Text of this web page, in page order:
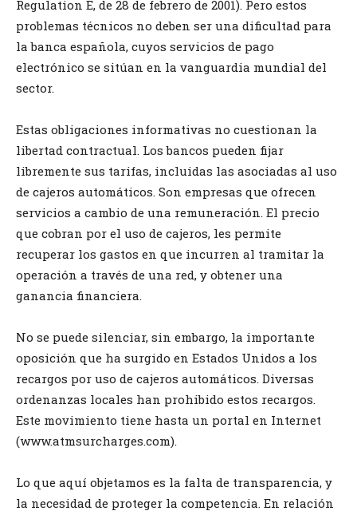
Regulation E, de 28 de febrero de 2001). Pero estos
problemas técnicos no deben ser una dificultad para
la banca española, cuyos servicios de pago
electrónico se sitúan en la vanguardia mundial del
sector.
Estas obligaciones informativas no cuestionan la
libertad contractual. Los bancos pueden fijar
libremente sus tarifas, incluidas las asociadas al uso
de cajeros automáticos. Son empresas que ofrecen
servicios a cambio de una remuneración. El precio
que cobran por el uso de cajeros, les permite
recuperar los gastos en que incurren al tramitar la
operación a través de una red, y obtener una
ganancia financiera.
No se puede silenciar, sin embargo, la importante
oposición que ha surgido en Estados Unidos a los
recargos por uso de cajeros automáticos. Diversas
ordenanzas locales han prohibido estos recargos.
Este movimiento tiene hasta un portal en Internet
(www.atmsurcharges.com).
Lo que aquí objetamos es la falta de transparencia, y
la necesidad de proteger la competencia. En relación